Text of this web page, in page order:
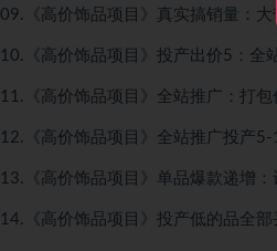
09.《高价饰品项目》真实搞销量：大
10.《高价饰品项目》投产出价5：全
11.《高价饰品项目》全站推广：打包
12.《高价饰品项目》全站推广投产
13.《高价饰品项目》单品爆款递增
14.《高价饰品项目》投产低的品全